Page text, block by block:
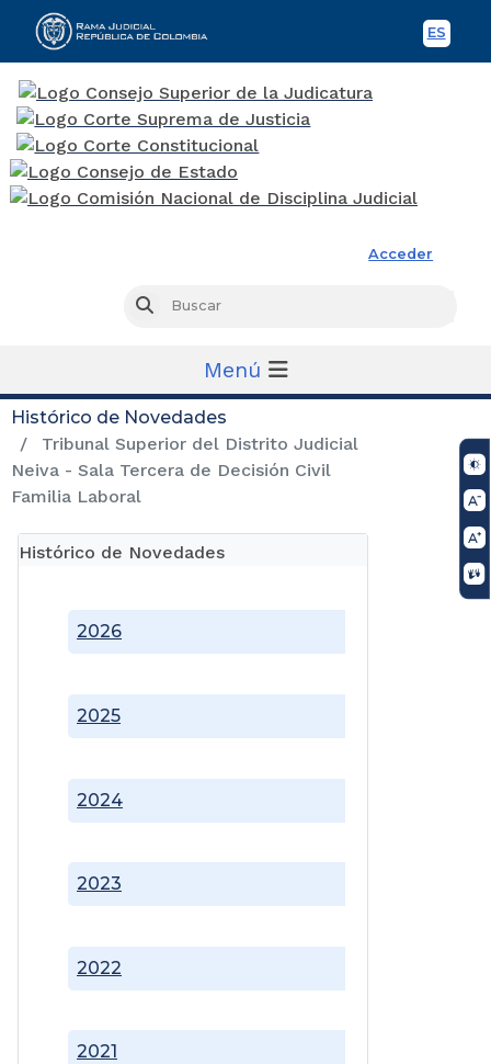
ES
Acceder
Buscar
Menú
Histórico de Novedades
Tribunal Superior del Distrito Judicial
Neiva - Sala Tercera de Decisión Civil
Familia Laboral
Histórico de Novedades
2021
2022
2023
2024
2025
2026